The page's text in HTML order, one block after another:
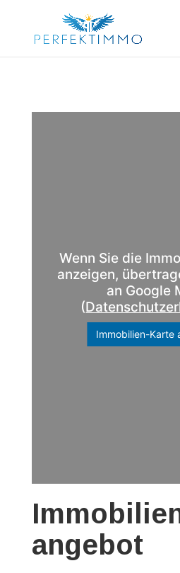
Wenn Sie die
anzeigen,
an Google
(
Immobilien-Karte
angebot